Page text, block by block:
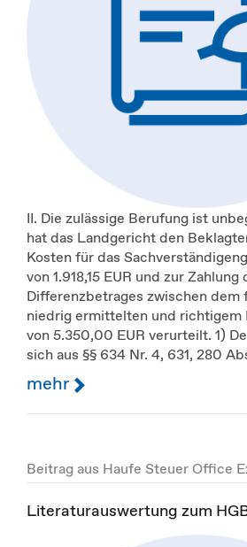
II. Die zulässige Berufung ist
hat das Landgericht den
Kosten für das
von 1.918,15 EUR und zur Zahlung
Differenzbetrages zwischen dem
niedrig ermittelten und richtigem
von 5.350,00 EUR verurteilt. 1)
sich aus §§ 634 Nr. 4, 631, 280
mehr
Beitrag aus Haufe Steuer Office
Literaturauswertung zum